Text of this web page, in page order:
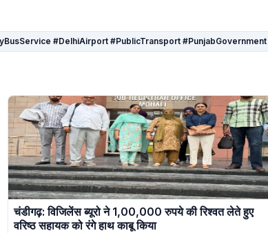
#DelhiAirport #PublicTransport
चंडीगढ़: विजिलेंस ब्यूरो ने 1,00,000 रुपये की रिश्वत लेते हुए
वरिष्ठ सहायक को रंगे हाथ काबू किया